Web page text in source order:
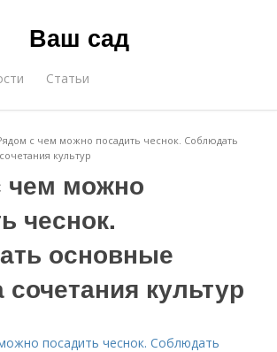
Ваш сад
Статьи
с чем можно посадить чеснок. Соблюдать
культур
чем можно
чеснок.
основные
культур
посадить чеснок. Соблюдать